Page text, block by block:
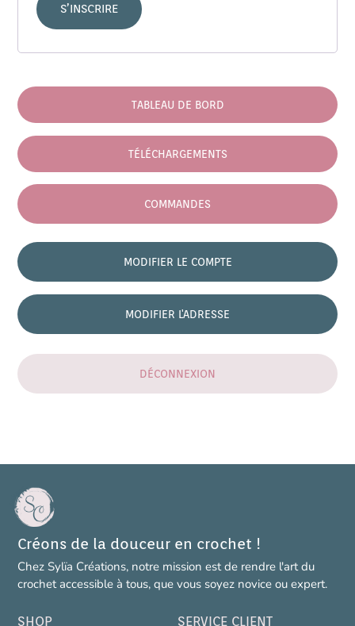
S’INSCRIRE
TABLEAU DE BORD
TÉLÉCHARGEMENTS
COMMANDES
MODIFIER LE COMPTE
MODIFIER L'ADRESSE
DÉCONNEXION
Créons de la douceur en crochet !
Chez Sylïa Créations, notre mission est de rendre l'art du
crochet accessible à tous, que vous soyez novice ou expert.
SHOP SERVICE CLIENT